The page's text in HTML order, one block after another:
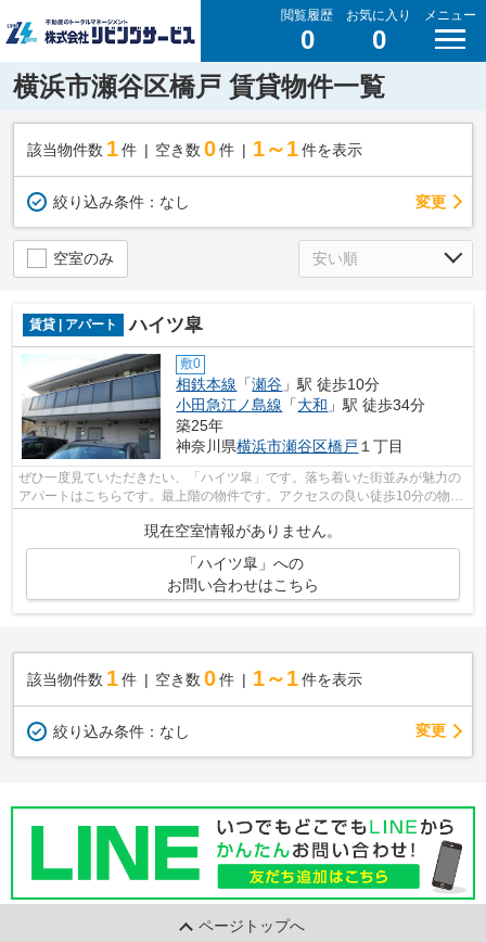
閲覧履歴
0
お気に入り
0
メニュー
横浜市瀬谷区橋戸 賃貸物件一覧
該当物件数 1件 空き数 0 件 1～1 件を表示
絞り込み条件： なし 変更
空室のみ
賃貸 | アパート ハイツ皐
敷0
相鉄本線 「瀬谷 」駅 徒歩10分
小田急江ノ島線 「大和 」駅 徒歩34分
築25年
神奈川県横浜市瀬谷区橋戸 １丁目
ぜひ一度見ていただきたい、「ハイツ皐」です。落ち着いた街並みが魅力の
アパートはこちらです。最上階の物件です。アクセスの良い徒歩10分の物件
です。横浜市瀬谷区エリアにある賃貸...
現在空室情報がありません。
「ハイツ皐」への
お問い合わせはこちら
該当物件数 1件 空き数 0 件 1～1 件を表示
絞り込み条件： なし 変更
ページトップへ